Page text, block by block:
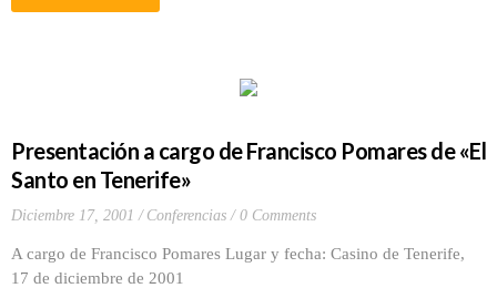
Presentación a cargo de Francisco Pomares de «El
Santo en Tenerife»
Diciembre 17, 2001 Conferencias 0 Comments
A cargo de Francisco Pomares Lugar y fecha: Casino de Tenerife,
17 de diciembre de 2001